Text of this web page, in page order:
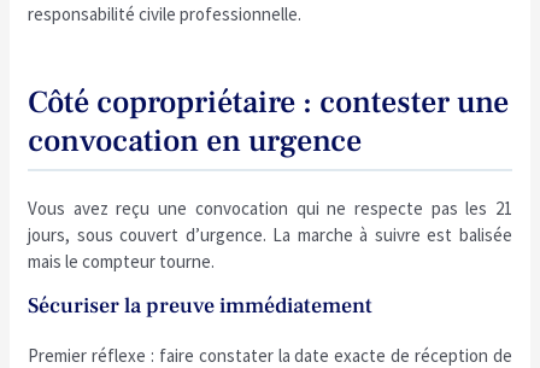
responsabilité civile professionnelle.
Côté copropriétaire : contester une
convocation en urgence
Vous avez reçu une convocation qui ne respecte pas les 21
jours, sous couvert d’urgence. La marche à suivre est balisée
mais le compteur tourne.
Sécuriser la preuve immédiatement
Premier réflexe : faire constater la date exacte de réception de